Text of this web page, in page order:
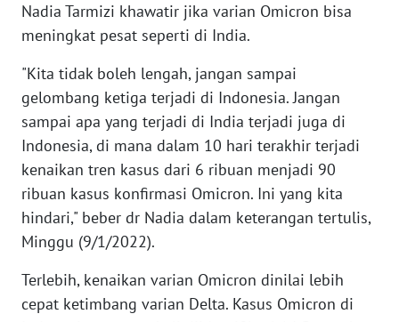
Nadia Tarmizi khawatir jika varian Omicron bisa
meningkat pesat seperti di India.
"Kita tidak boleh lengah, jangan sampai
gelombang ketiga terjadi di Indonesia. Jangan
sampai apa yang terjadi di India terjadi juga di
Indonesia, di mana dalam 10 hari terakhir terjadi
kenaikan tren kasus dari 6 ribuan menjadi 90
ribuan kasus konfirmasi Omicron. Ini yang kita
hindari," beber dr Nadia dalam keterangan tertulis,
Minggu (9/1/2022).
Terlebih, kenaikan varian Omicron dinilai lebih
cepat ketimbang varian Delta. Kasus Omicron di
WN
SUMUT
WN
JAKARTA
WN
JABAR
WN
BANTEN
WN
NTT